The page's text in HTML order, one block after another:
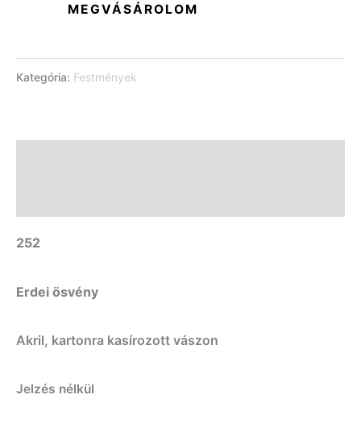
MEGVÁSÁROLOM
Kategória: Festmények
252
Erdei ösvény
Akril, kartonra kasírozott vászon
Jelzés nélkül